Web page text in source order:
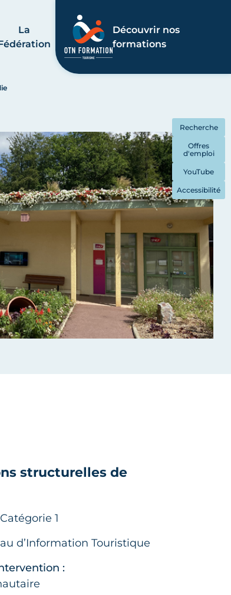
La
Découvrir nos
formations
structurelles de
Catégorie 1
d’Information Touristique
:
Recherche
Offres
d'emploi
YouTube
Accessibilité